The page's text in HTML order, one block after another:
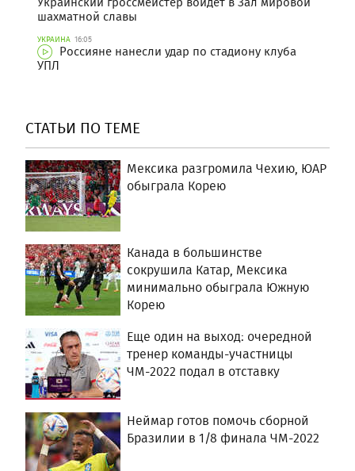
шахматной славы
УКРАИНА 16:05
Россияне нанесли удар по стадиону клуба
УПЛ
СТАТЬИ ПО ТЕМЕ
Мексика разгромила Чехию, ЮАР
обыграла Корею
Канада в большинстве
сокрушила Катар, Мексика
минимально обыграла Южную
Корею
Еще один на выход: очередной
тренер команды-участницы
ЧМ-2022 подал в отставку
Неймар готов помочь сборной
Бразилии в 1/8 финала ЧМ-2022